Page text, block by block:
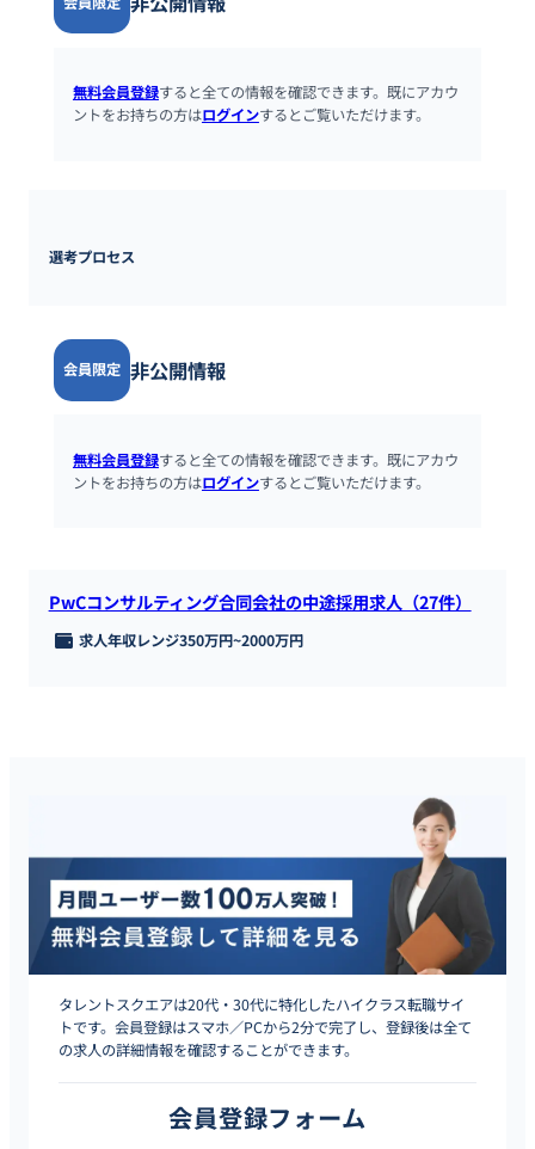
無料会員登録すると全ての情報を確認できます。既にアカウ
ントをお持ちの方はログインするとご覧いただけます。
選考プロセス
会員限定 非公開情報
無料会員登録すると全ての情報を確認できます。既にアカウ
ントをお持ちの方はログインするとご覧いただけます。
PwCコンサルティング合同会社の中途採用求人（27件）
求人年収レンジ350万円~2000万円
タレントスクエアは20代・30代に特化したハイクラス転職サイ
トです。会員登録はスマホ／PCから2分で完了し、登録後は全て
の求人の詳細情報を確認することができます。
会員登録フォーム